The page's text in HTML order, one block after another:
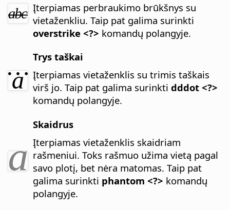
Įterpiamas perbraukimo brūkšnys su
vietaženkliu. Taip pat galima surinkti
overstrike <?> komandų polangyje.
Trys taškai
Įterpiamas vietaženklis su trimis taškais
virš jo. Taip pat galima surinktidddot <?>
komandų polangyje.
Skaidrus
Įterpiamas vietaženklis skaidriam
rašmeniui. Toks rašmuo užima vietą pagal
savo plotį, bet nėra matomas. Taip pat
galima surinkti phantom <?> komandų
polangyje.